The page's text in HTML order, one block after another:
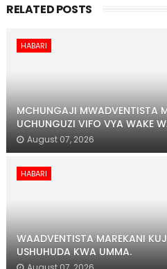
RELATED POSTS
HABARI
MCHUNGAJI MWADVENTISTA
UCHUNGUZI VIFO VYA WAKE
August 07, 2026
HABARI
WAADVENTISTA MAREKANI
USHUHUDA KWA UMMA.